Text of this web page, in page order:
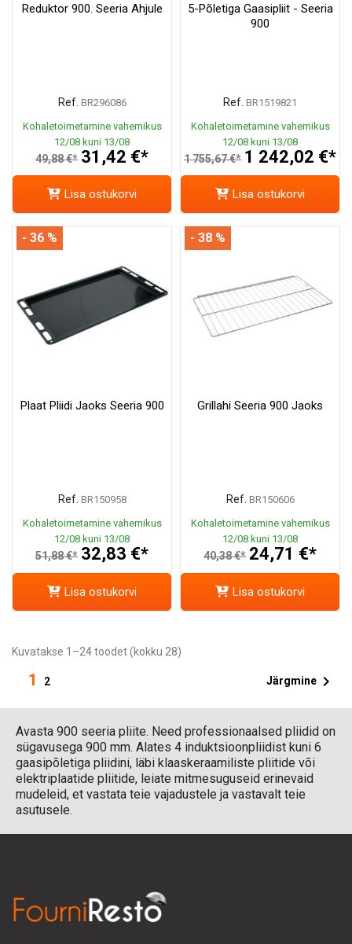
Reduktor 900. Seeria Ahjule
Ref. BR296086
Kohaletoimetamine vahemikus
12/08 kuni 13/08
49,88 €* 31,42 €*
Lisa ostukorvi
5-Põletiga Gaasipliit - Seeria
900
Ref. BR1519821
Kohaletoimetamine vahemikus
12/08 kuni 13/08
1 755,67 €* 1 242,02 €*
Lisa ostukorvi
Plaat Pliidi Jaoks Seeria 900
Ref. BR150958
Kohaletoimetamine vahemikus
12/08 kuni 13/08
51,88 €* 32,83 €*
- 36 %
Lisa ostukorvi
Grillahi Seeria 900 Jaoks
Ref. BR150606
Kohaletoimetamine vahemikus
12/08 kuni 13/08
40,38 €* 24,71 €*
- 38 %
Lisa ostukorvi
Kuvatakse 1–24 toodet (kokku 28)
1 2 Järgmine 
Avasta 900 seeria pliite. Need professionaalsed pliidid on
sügavusega 900 mm. Alates 4 induktsioonpliidist kuni 6
gaasipõletiga pliidini, läbi klaaskeraamiliste pliitide või
elektriplaatide pliitide, leiate mitmesuguseid erinevaid
mudeleid, et vastata teie vajadustele ja vastavalt teie
asutusele.